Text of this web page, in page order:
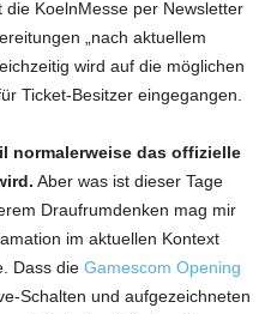
die KoelnMesse per Newsletter
„nach aktuellem
wird auf die möglichen
Ticket-Besitzer eingegangen.
normalerweise das offizielle
Aber was ist dieser Tage
Draufrumdenken mag mir
im aktuellen Kontext
Dass die Gamescom Opening
Schalten und aufgezeichneten